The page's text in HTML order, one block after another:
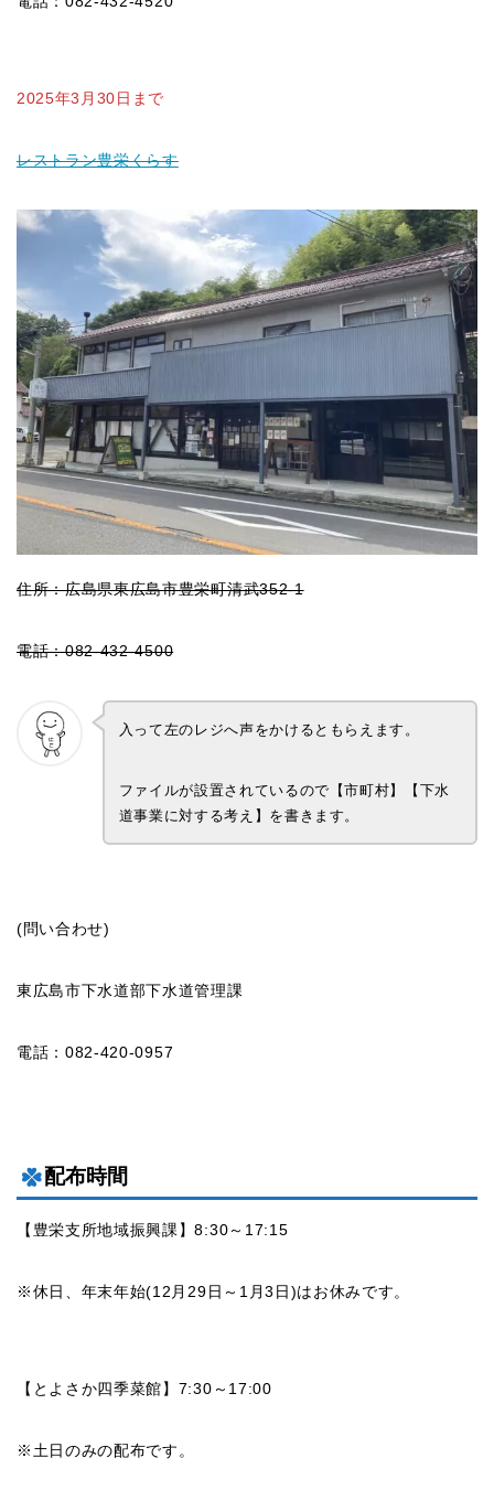
2025年3月30日まで
レストラン豊栄くらす
住所：広島県東広島市豊栄町清武352-1
電話：082-432-4500
入って左のレジへ声をかけるともらえます。
ファイルが設置されているので【市町村】【下水
道事業に対する考え】を書きます。
(問い合わせ)
東広島市下水道部下水道管理課
電話：082-420-0957
配布時間
【豊栄支所地域振興課】8:30～17:15
※休日、年末年始(12月29日～1月3日)はお休みです。
【とよさか四季菜館】7:30～17:00
※土日のみの配布です。